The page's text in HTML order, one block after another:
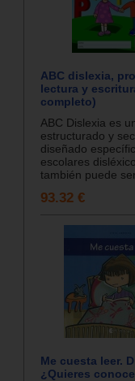
ABC dislexia,
lectura y
completo)
ABC Dislexia es
estructurado y
diseñado
escolares
también puede
93.32 €
Me cuesta leer.
¿Quieres